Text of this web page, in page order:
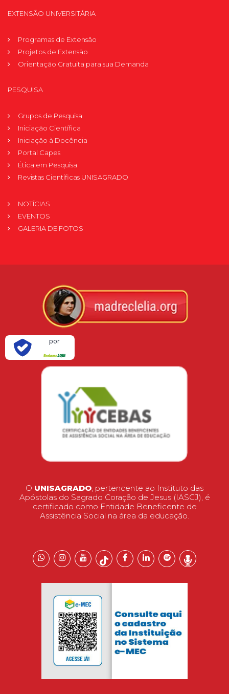
EXTENSÃO UNIVERSITÁRIA
Programas de Extensão
Projetos de Extensão
Orientação Gratuita para sua Demanda
PESQUISA
Grupos de Pesquisa
Iniciação Científica
Iniciação à Docência
Portal Capes
Ética em Pesquisa
Revistas Científicas UNISAGRADO
NOTÍCIAS
EVENTOS
GALERIA DE FOTOS
por
O UNISAGRADO, pertencente ao Instituto das
Apóstolas do Sagrado Coração de Jesus (IASCJ), é
certificado como Entidade Beneficente de
Assistência Social na área da educação.